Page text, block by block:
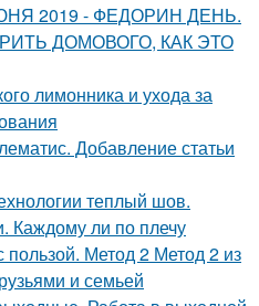
2019 - ФЕДОРИН ДЕНЬ.
ДОМОВОГО, КАК ЭТО
лимонника и ухода за
Добавление статьи
теплый шов.
Каждому ли по плечу
Метод 2 Метод 2 из
и семьей